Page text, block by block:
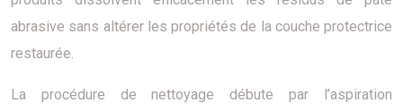
abrasive sans altérer les propriétés de la couche protectrice
restaurée.
La procédure de nettoyage débute par l’aspiration